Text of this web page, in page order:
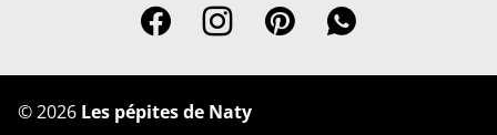
©2026 Les pépites de Naty